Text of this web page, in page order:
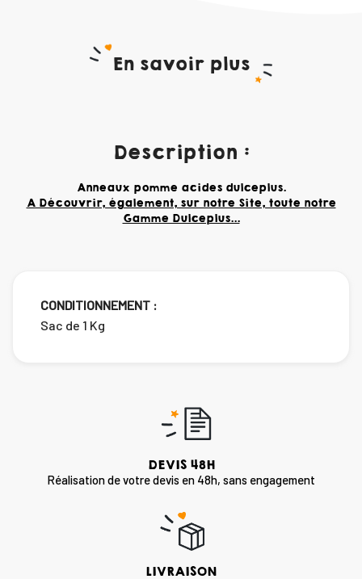
En savoir plus
Description :
Anneaux pomme acides dulceplus.
A Découvrir, également, sur notre Site, toute notre
Gamme Dulceplus...
CONDITIONNEMENT :
Sac de 1 Kg
DEVIS 48H
Réalisation de votre devis en 48h, sans engagement
LIVRAISON